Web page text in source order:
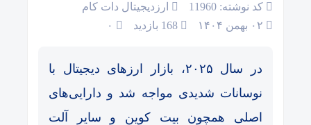
کد نوشته: 11960
ارزدیجیتال دات کام
۰
در سال ۲۰۲۵، بازار ارزهای دیجیتال با
نوسانات شدیدی مواجه شد و دارایی‌های
اصلی همچون بیت کوین و سایر آلت‌